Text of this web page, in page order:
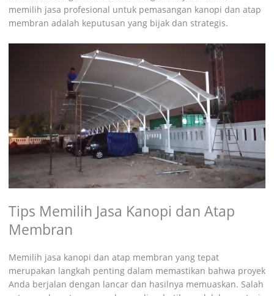
memilih jasa profesional untuk pemasangan kanopi dan atap
membran adalah keputusan yang bijak dan strategis.
Tips Memilih Jasa Kanopi dan Atap
Membran
Memilih jasa kanopi dan atap membran yang tepat
merupakan langkah penting dalam memastikan bahwa proyek
Anda berjalan dengan lancar dan hasilnya memuaskan. Salah